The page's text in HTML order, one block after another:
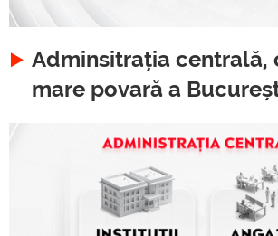
Adminsitrația centrală,
mare povară a